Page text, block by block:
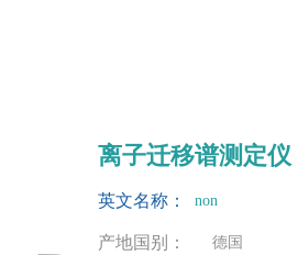
离子迁移谱测定仪
英文名称： non
产地国别： 德国